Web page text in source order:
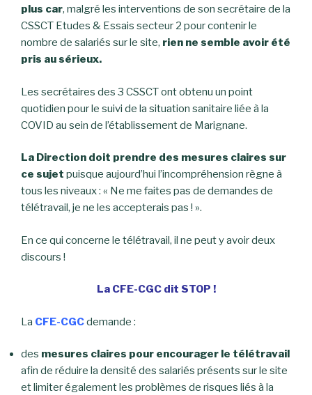
plus car, malgré les interventions de son secrétaire de la
CSSCT Etudes & Essais secteur 2 pour contenir le
nombre de salariés sur le site, rien ne semble avoir été
pris au sérieux.
Les secrétaires des 3 CSSCT ont obtenu un point
quotidien pour le suivi de la situation sanitaire liée à la
COVID au sein de l’établissement de Marignane.
La Direction doit prendre des mesures claires sur
ce sujet puisque aujourd’hui l’incompréhension règne à
tous les niveaux : « Ne me faites pas de demandes de
télétravail, je ne les accepterais pas ! ».
En ce qui concerne le télétravail, il ne peut y avoir deux
discours !
La CFE-CGC dit STOP !
La CFE-CGCdemande :
des mesures claires pour encourager le télétravail
afin de réduire la densité des salariés présents sur le site
et limiter également les problèmes de risques liés à la